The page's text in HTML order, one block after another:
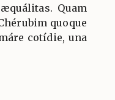
Quam
quoque
cotídie, una